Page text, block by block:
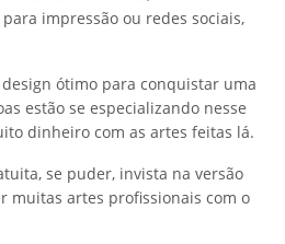
impressão ou redes sociais,
ótimo para conquistar uma
estão se especializando nesse
dinheiro com as artes feitas lá.
se puder, invista na versão
muitas artes profissionais com o